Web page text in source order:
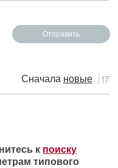
Сначала новые
к поиску
типового